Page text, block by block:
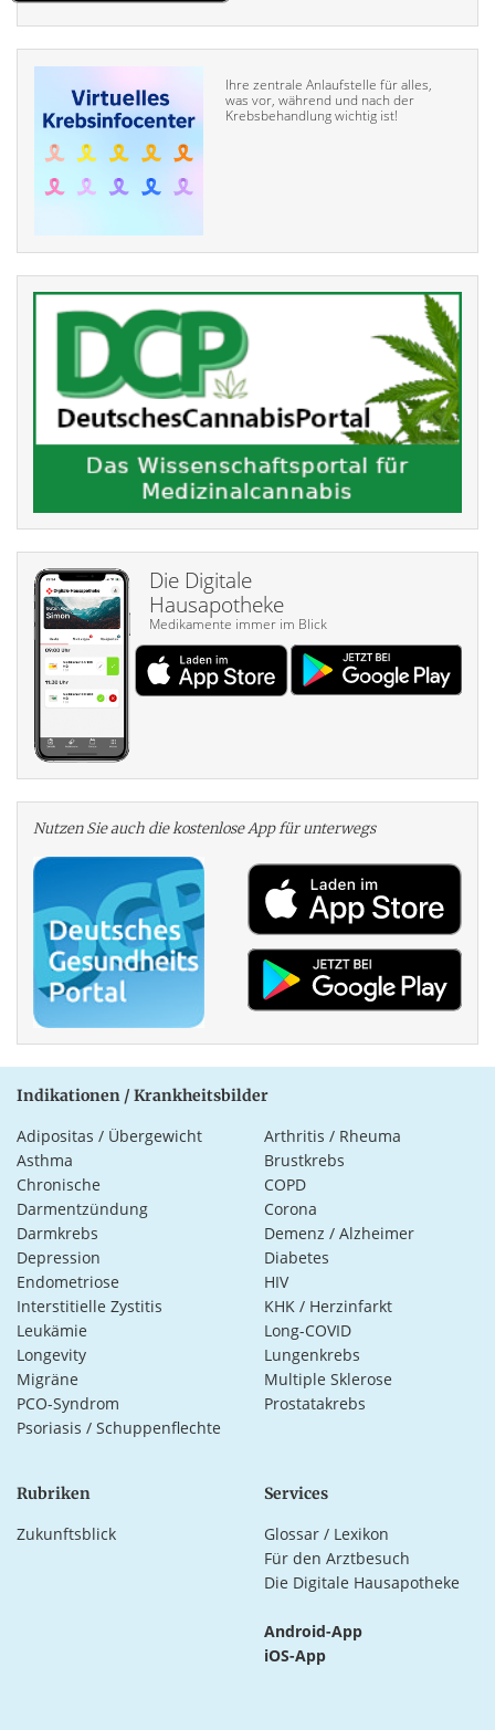
Ihre zentrale Anlaufstelle für alles,
was vor, während und nach der
Krebsbehandlung wichtig ist!
Die Digitale
Hausapotheke
Medikamente immer im Blick
Nutzen Sie auch die kosten­lose App für unterwegs
Indikationen / Krankheitsbilder
Adipositas / Übergewicht
Arthritis / Rheuma
Asthma
Brustkrebs
Chronische
Darmentzündung
COPD
Corona
Darmkrebs
Demenz / Alzheimer
Depression
Diabetes
Endometriose
HIV
Interstitielle Zystitis
KHK / Herzinfarkt
Leukämie
Long-COVID
Longevity
Lungenkrebs
Migräne
Multiple Sklerose
PCO-Syndrom
Prostatakrebs
Psoriasis / Schuppenflechte
Rubriken
Zukunftsblick
Services
Glossar / Lexikon
Für den Arztbesuch
Die Digitale Hausapotheke
Android-App
iOS-App